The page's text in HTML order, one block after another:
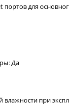
портов для
Да
при